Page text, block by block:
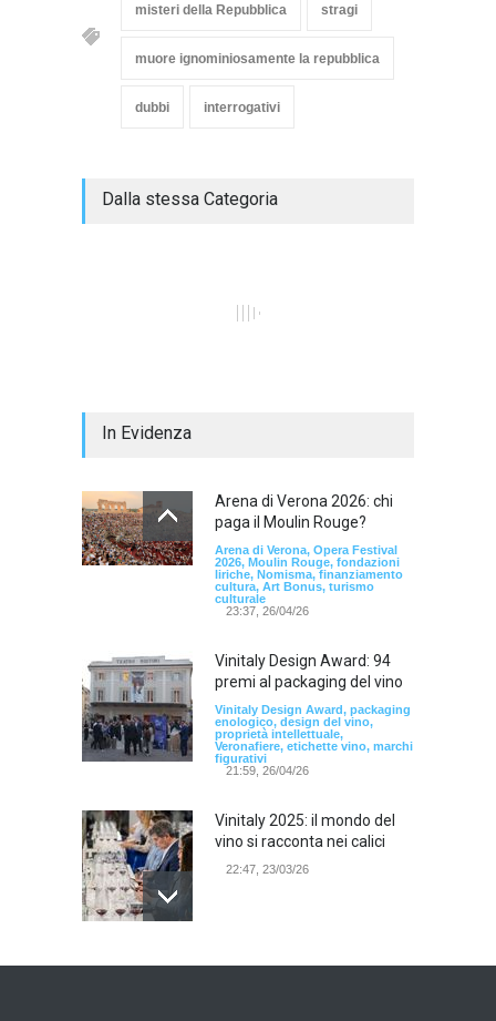
misteri della Repubblica stragi
muore ignominiosamente la repubblica
dubbi interrogativi
Dalla stessa Categoria
In Evidenza
Arena di Verona 2026: chi
paga il Moulin Rouge?
Arena di Verona, Opera Festival
2026, Moulin Rouge, fondazioni
liriche, Nomisma, finanziamento
cultura, Art Bonus, turismo
culturale
23:37, 26/04/26
Vinitaly Design Award: 94
premi al packaging del vino
Vinitaly Design Award, packaging
enologico, design del vino,
proprietà intellettuale,
Veronafiere, etichette vino, marchi
figurativi
21:59, 26/04/26
Vinitaly 2025: il mondo del
vino si racconta nei calici
22:47, 23/03/26
Model Expo Italy 2025 a